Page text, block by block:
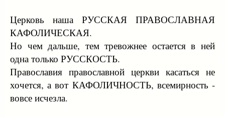
Церковь наша РУССКАЯ ПРАВОСЛАВНАЯ
КАФОЛИЧЕСКАЯ.
Но чем дальше, тем тревожнее остается в ней
одна только РУССКОСТЬ.
Православия православной церкви касаться не
хочется, а вот КАФОЛИЧНОСТЬ, всемирность -
вовсе исчезла.